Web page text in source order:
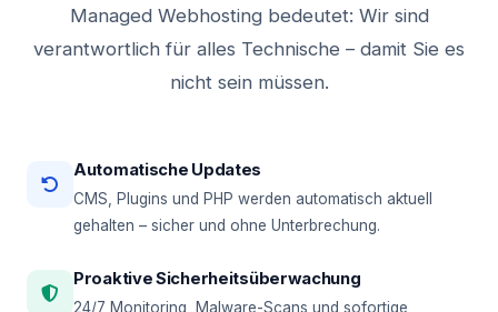
Managed Webhosting bedeutet: Wir sind
verantwortlich für alles Technische – damit Sie es
nicht sein müssen.
Automatische Updates
CMS, Plugins und PHP werden automatisch aktuell
gehalten – sicher und ohne Unterbrechung.
Proaktive Sicherheitsüberwachung
24/7 Monitoring, Malware-Scans und sofortige